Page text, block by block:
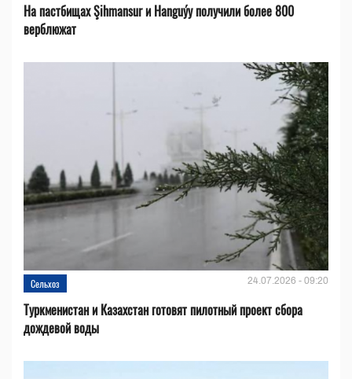
На пастбищах Şihmansur и Hanguýy получили более 800
верблюжат
Сельхоз 24.07.2026 - 09:20
Туркменистан и Казахстан готовят пилотный проект сбора
дождевой воды